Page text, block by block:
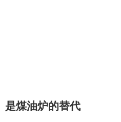
是煤油炉的替代